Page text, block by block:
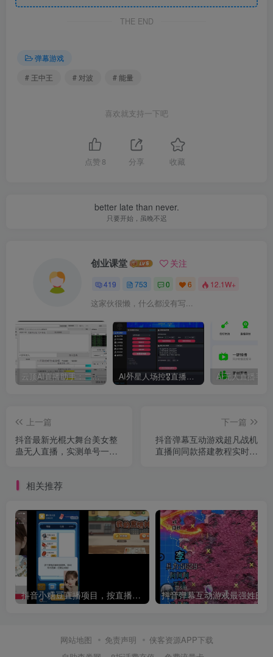
THE END
弹幕游戏
# 王中王
# 对波 # 能量
喜欢就支持一下吧
点赞 8 分享 收藏
better late than never.
只要开始，虽晚不迟
创业课堂 关注
419 753 0 6 12.1W+
这家伙很懒，什么都没有写...
云顶AI直播助手：二代模型自然逼真、AI语音训练器、 AI语音无人直播机器人新方案，支持多个平台 AI外星人场控🎖直播爆单助手，一款专门为直播人打造的直播辅助软件，支持商品带货、KS团购，手机开播、伴侣开播均可
上一篇
抖音最新光棍大舞台美女整
蛊无人直播，实测单号一天
下一篇
抖音弹幕互动游戏超凡战机
直播间同款搭建教程实时互
相关推荐
抖音小糖豆直播项目，按直播间点击获得收益
网站地图 免责声明
侠客资源APP下载